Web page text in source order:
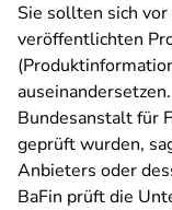
Sie sollten sich
veröffentlichten
Bundesanstalt für
geprüft wurden,
Anbieters oder
BaFin prüft die